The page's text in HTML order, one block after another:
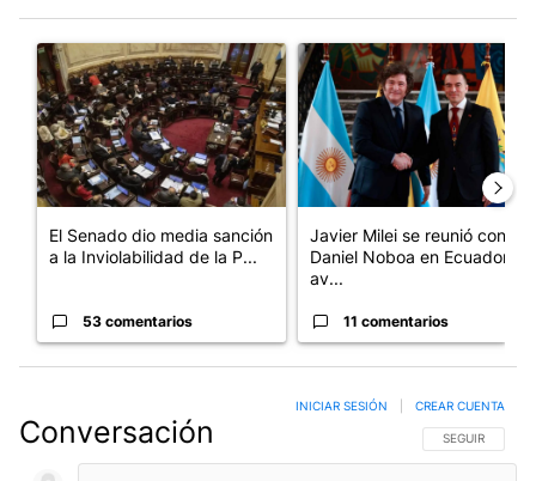
Un artículo de tendencia con el título "El Senado dio media
El Senado dio media sanción
a la Inviolabilidad de la P...
53 comentarios
Un artículo de tendencia con
Javier Milei se reunió con
Daniel Noboa en Ecuador y
av...
11 comentarios
Conversación SIGA ESTA
SEGUIR
INICIAR SESIÓN CREAR CUENTA